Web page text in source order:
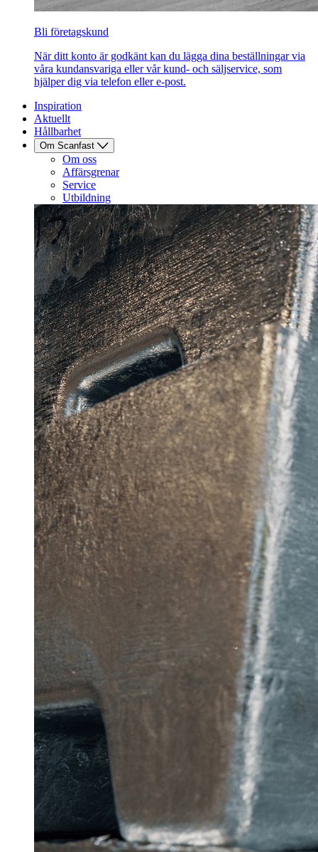
Bli företagskund
När ditt konto är godkänt kan du lägga dina beställningar via
våra kundansvariga eller vår kund- och säljservice, som
hjälper dig via telefon eller e-post.
Inspiration
Aktuellt
Hållbarhet
Om Scanfast
Om oss
Affärsgrenar
Service
Utbildning